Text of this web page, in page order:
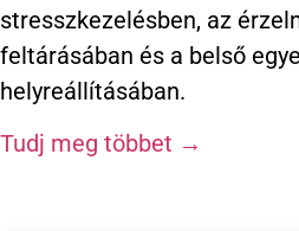
stresszkezelésben, az
feltárásában és a belső
helyreállításában.
Tudj meg többet →